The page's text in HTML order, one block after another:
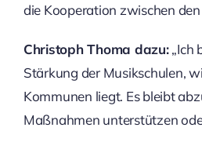
die Kooperation zwischen
Christoph Thoma dazu:„Ich
Stärkung der Musikschulen,
Kommunen liegt. Es bleibt
Maßnahmen unterstützen